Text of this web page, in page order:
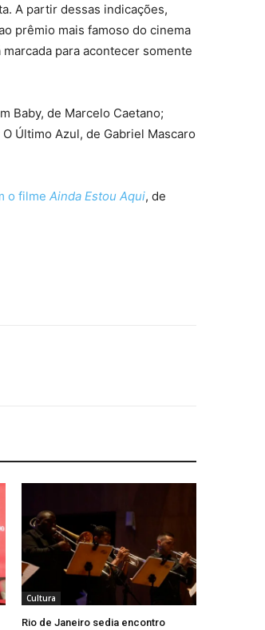
A partir dessas indicações,
prêmio mais famoso do cinema
para acontecer somente
Baby, de Marcelo Caetano;
Último Azul, de Gabriel Mascaro
o filme Ainda Estou Aqui, de
Cultura
Rio de Janeiro sedia encontro